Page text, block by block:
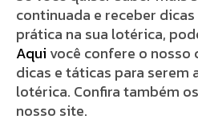
continuada e receber
prática na sua lotérica,
Aqui você confere o nosso
dicas e táticas para serem
lotérica. Confira também
nosso site.